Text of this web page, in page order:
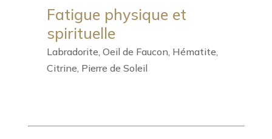
Fatigue physique et
spirituelle
Labradorite, Oeil de Faucon, Hématite,
Citrine, Pierre de Soleil